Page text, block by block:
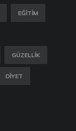
EĞITIM
GÜZELLIK
DIYET